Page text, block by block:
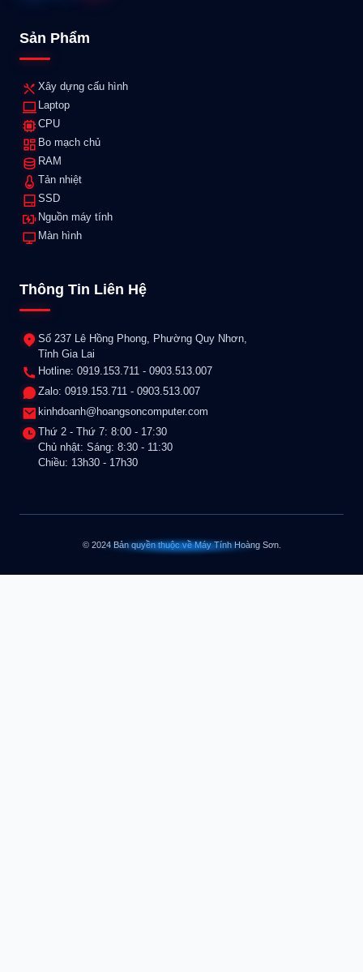
Sản Phẩm
Xây dựng cấu hình
Laptop
CPU
Bo mạch chủ
RAM
Tản nhiệt
SSD
Nguồn máy tính
Màn hình
Thông Tin Liên Hệ
Số 237 Lê Hồng Phong, Phường Quy Nhơn,
Tỉnh Gia Lai
Hotline: 0919.153.711 - 0903.513.007
Zalo: 0919.153.711 - 0903.513.007
kinhdoanh@hoangsoncomputer.com
Thứ 2 - Thứ 7: 8:00 - 17:30
Chủ nhật: Sáng: 8:30 - 11:30
Chiều: 13h30 - 17h30
© 2024 Bản quyền thuộc về Máy Tính Hoàng Sơn.